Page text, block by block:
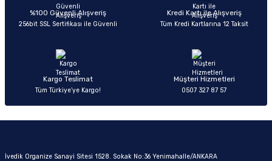
%100 Güvenli Alışveriş
256bit SSL Sertifikası ile Güvenli
Kredi Kartı ile Alışveriş
Tüm Kredi Kartlarına 12 Taksit
Kargo Teslimat
Tüm Türkiye’ye Kargo!
Müşteri Hizmetleri
0507 327 87 57
İvedik Organize Sanayi Sitesi 1528. Sokak No:36 Yenimahalle/ANKARA